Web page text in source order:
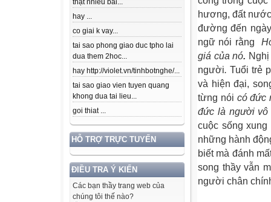
thật nhiều bài...
hay ...
co giai k vay...
tai sao phong giao duc tpho lai
dua them 2hoc...
hay http://violet.vn/tinhbotnghe/...
tai sao giao vien tuyen quang
khong dua tai lieu...
goi thiat ...
HỖ TRỢ TRỰC TUYẾN
ĐIỀU TRA Ý KIẾN
Các bạn thầy trang web của
chúng tôi thế nào?
hương, đất
đường đến
ngữ nói rằng
giá của nó.
người. Tuổi trẻ
và hiện đại,
từng nói có đức
đức là người vô
cuộc sống xung
những hành
biết mà đánh
song thầy vẫn
người chân